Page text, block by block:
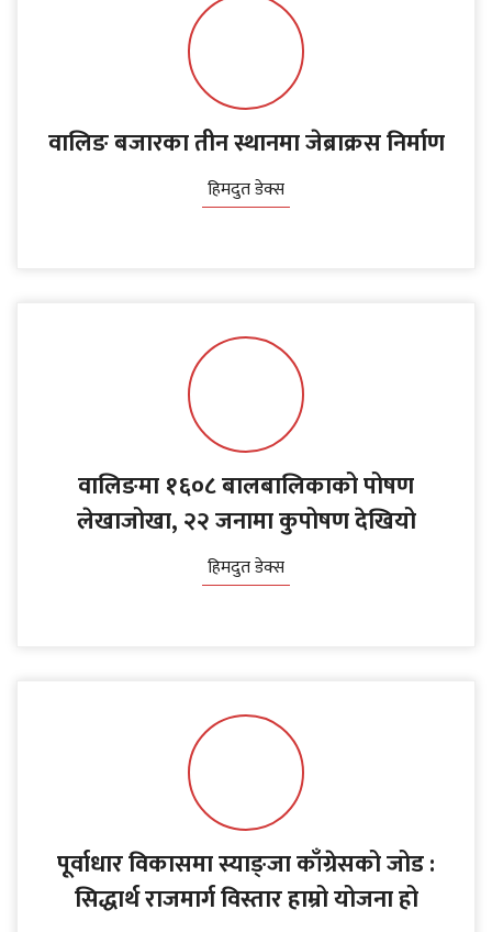
वालिङ बजारका तीन स्थानमा जेब्राक्रस निर्माण
हिमदुत डेक्स
वालिङमा १६०८ बालबालिकाको पोषण
लेखाजोखा, २२ जनामा कुपोषण देखियो
हिमदुत डेक्स
पूर्वाधार विकासमा स्याङ्जा काँग्रेसको जोड :
सिद्धार्थ राजमार्ग विस्तार हाम्रो योजना हो